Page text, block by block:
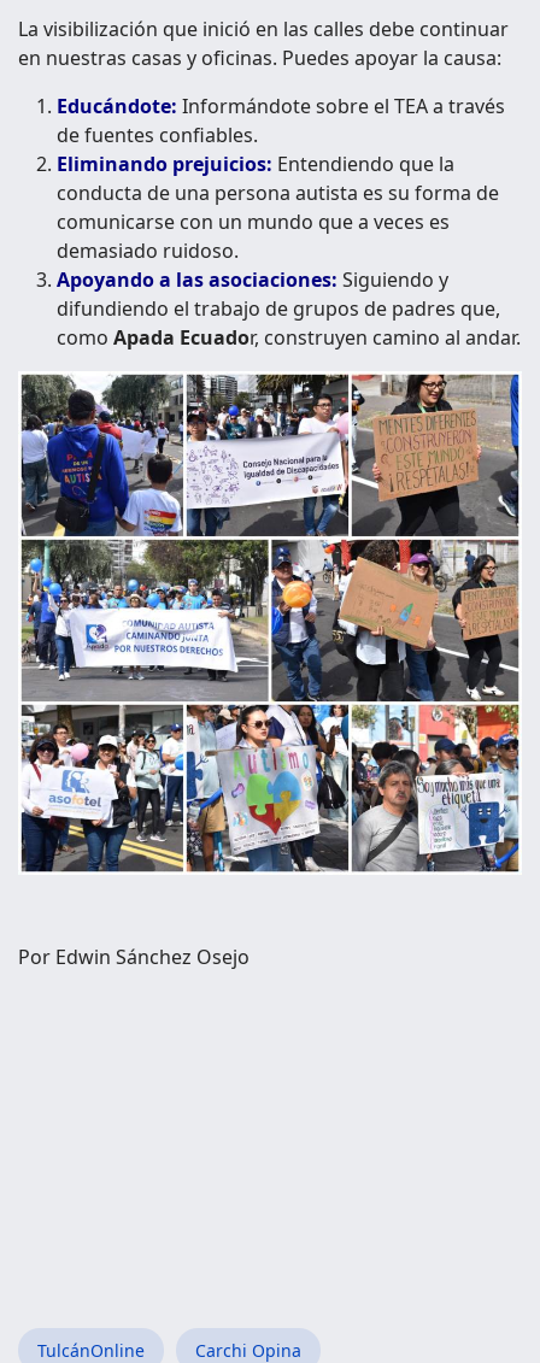
La visibilización que inició en las calles debe continuar
en nuestras casas y oficinas. Puedes apoyar la causa:
Educándote: Informándote sobre el TEA a través
de fuentes confiables.
Eliminando prejuicios: Entendiendo que la
conducta de una persona autista es su forma de
comunicarse con un mundo que a veces es
demasiado ruidoso.
Apoyando a las asociaciones: Siguiendo y
difundiendo el trabajo de grupos de padres que,
como Apada Ecuador, construyen camino al andar.
Por Edwin Sánchez Osejo
TulcánOnline Carchi Opina